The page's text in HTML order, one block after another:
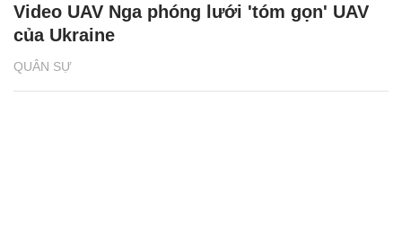
QUÂN SỰ
Video UAV Nga phóng lưới 'tóm gọn' UAV
của Ukraine